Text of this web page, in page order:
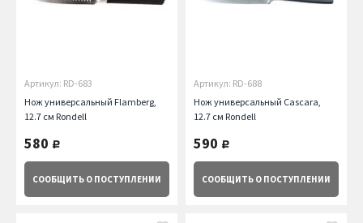
Артикул: RD-683
Нож универсальный Flamberg,
12.7 см Rondell
580 руб.
СООБЩИТЬ О ПОСТУПЛЕНИИ
Артикул: RD-688
Нож универсальный Cascara,
12.7 см Rondell
590 руб.
СООБЩИТЬ О ПОСТУПЛЕНИИ